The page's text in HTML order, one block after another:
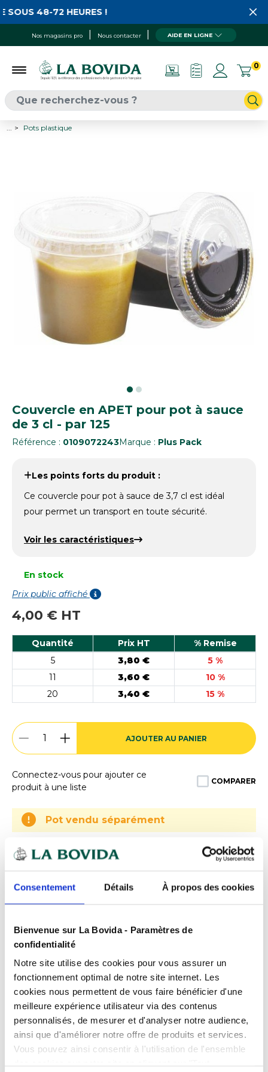
Consentement Détails À propos des cookies
Bienvenue sur La Bovida - Paramètres de
confidentialité
Notre site utilise des cookies pour vous assurer un
fonctionnement optimal de notre site internet. Les
cookies nous permettent de vous faire bénéficier d'une
meilleure expérience utilisateur via des contenus
personnalisés, de mesurer et d'analyser notre audience,
ainsi que d'améliorer notre offre de produits et services.
Vous pouvez ainsi consentir à l'utilisation de l'ensemble
Nos magasins pro Nous contacter AIDE EN LIGNE
0
48-72 HEURES !
Pots plastique
Couvercle en APET pour pot à sauce
de 3 cl - par 125
Référence : 0109072243Marque : Plus Pack
Les points forts du produit :
Ce couvercle pour pot à sauce de 3,7 cl est idéal
pour permet un transport en toute sécurité.
Voir les caractéristiques
En stock
Prix public affiché
4,00 € HT
Quantité Prix HT
% Remise
5
3,80 €
5 %
11
3,60 €
10 %
20
3,40 € 15 %
AJOUTER AU PANIER
Connectez-vous pour ajouter ce
produit à une liste
COMPARER
Pot vendu séparément
Expédition rapide
Des experts
à votre écoute
Paiement100% sécurisé
gratuits
Présentation
Prolongez la durée de conservation de vos sauces
et autres liquides grâce à ce couvercle hermétique
et transparent pour pot à sauce de 3,7 cl de la
Celui-ci offre une multitude d'avantages :
Caractéristiques
Conditionnement Sachet de 125